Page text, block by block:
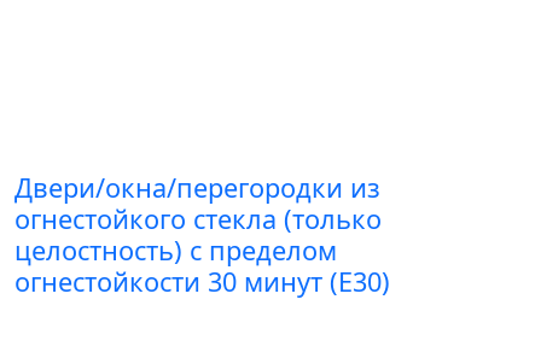
Двери/окна/перегородки из
огнестойкого стекла (только
целостность) с пределом
огнестойкости 30 минут (E30)